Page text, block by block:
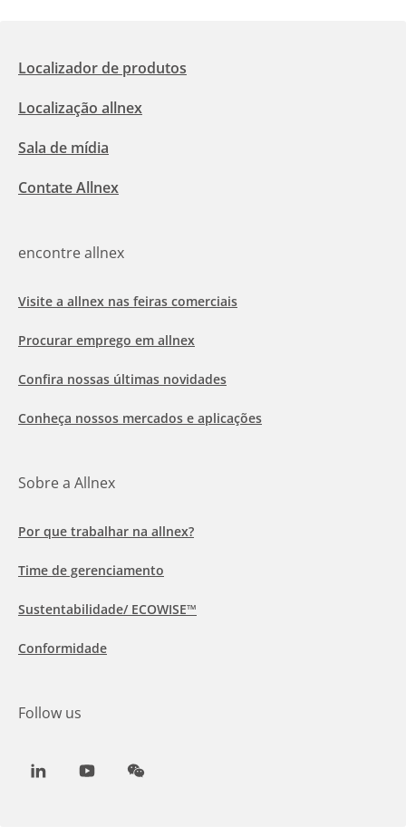
Localizador de produtos
Localização allnex
Sala de mídia
Contate Allnex
encontre allnex
Visite a allnex nas feiras comerciais
Procurar emprego em allnex
Confira nossas últimas novidades
Conheça nossos mercados e aplicações
Sobre a Allnex
Por que trabalhar na allnex?
Time de gerenciamento
Sustentabilidade/ ECOWISE™
Conformidade
Follow us
LinkedInYoutubeWeChat